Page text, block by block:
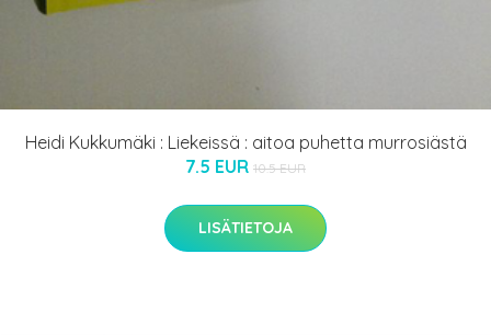
Heidi Kukkumäki : Liekeissä : aitoa puhetta murrosiästä
7.5 EUR 10.5 EUR
LISÄTIETOJA